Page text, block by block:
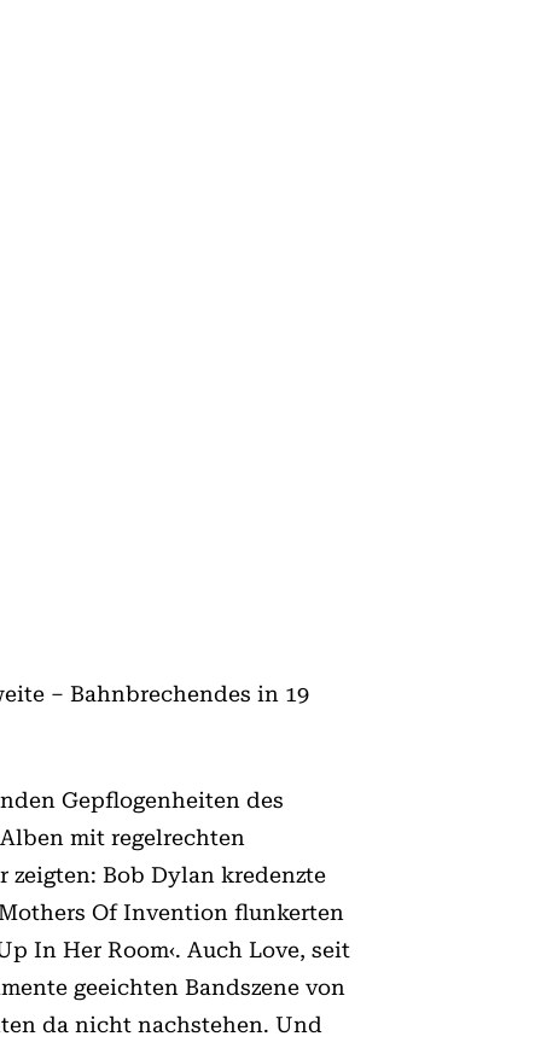
– Bahnbrechendes in 19
Gepflogenheiten des
mit regelrechten
Bob Dylan kredenzte
Mothers Of Invention flunkerten
In Her Room‹. Auch Love, seit
geeichten Bandszene von
da nicht nachstehen. Und